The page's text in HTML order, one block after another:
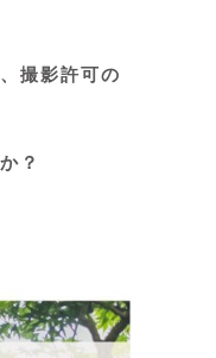
撮影許可の
？